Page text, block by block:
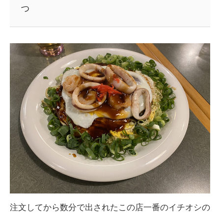
っ
注文してから数分で出されたこの店一番のイチオシの